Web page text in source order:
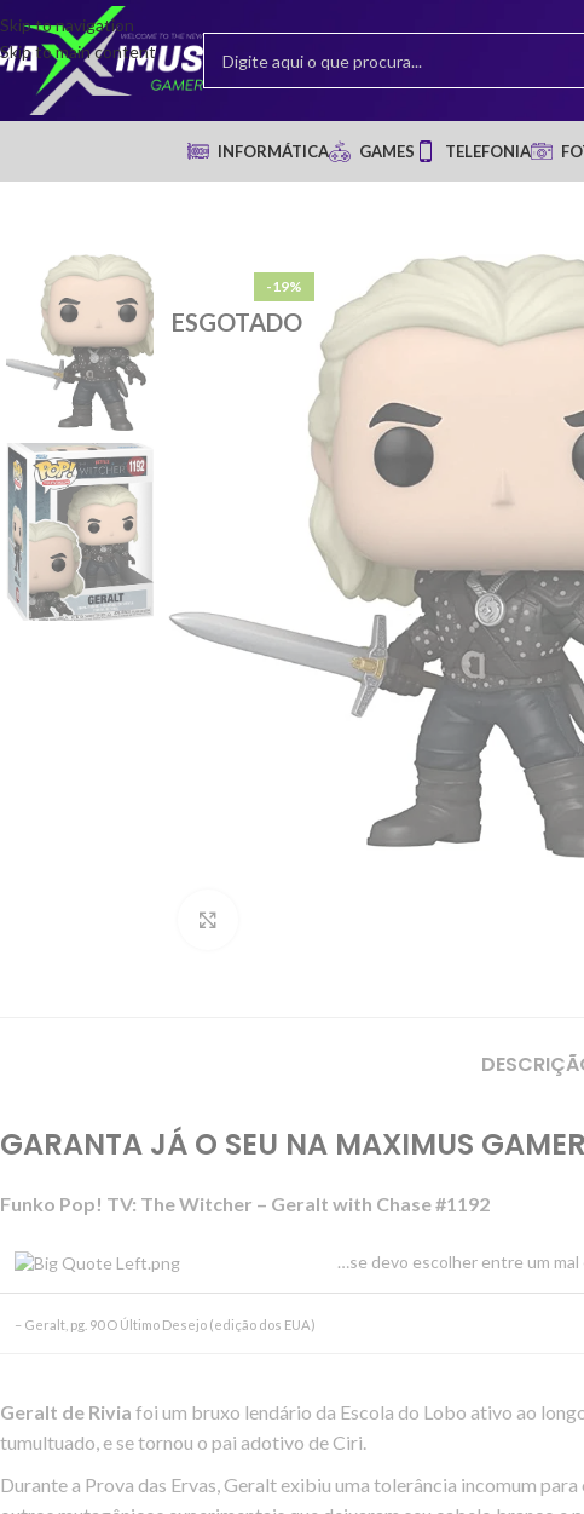
Skip to navigation
Skip to main content
INFORMÁTICA GAMES TELEFONIA
-19%
ESGOTADO
GARANTA JÁ O SEU NA MAXIMUS
Funko Pop! TV: The Witcher – Geralt with Chase #1192
…se devo escolher entre um
– Geralt, pg. 90O Último Desejo (edição dos EUA)
Geralt de Rivia foi um bruxo lendário da Escola do Lobo ativo ao
tumultuado, e se tornou o pai adotivo de Ciri.
Durante a Prova das Ervas, Geralt exibiu uma tolerância incomum para